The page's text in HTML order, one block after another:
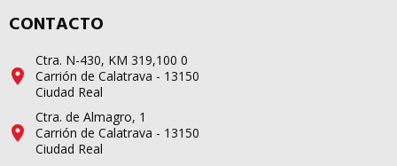
CONTACTO
Ctra. N-430, KM 319,100 0
Carrión de Calatrava - 13150
Ciudad Real
Ctra. de Almagro, 1
Carrión de Calatrava - 13150
Ciudad Real